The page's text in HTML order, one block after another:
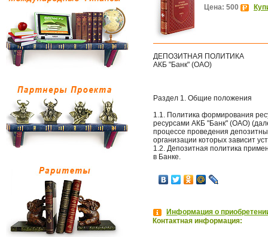
Цена: 500
ДЕПОЗИТНАЯ ПОЛИТИКА
АКБ "Банк" (ОАО)
Раздел 1. Общие положения
1.1. Политика формирования
ресурсами АКБ "Банк" (ОАО)
процессе проведения
организации которых зависит
1.2. Депозитная политика
в Банке.
Информация о
Контактная информация: